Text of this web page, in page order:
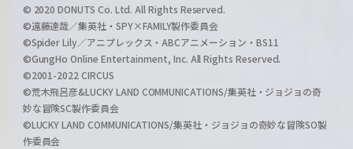
© 2020 DONUTS Co. Ltd. All Rights Reserved.
©遠藤達哉／集英社・SPY×FAMILY製作委員会
©Spider Lily／アニプレックス・ABCアニメーション・BS11
©GungHo Online Entertainment, Inc. All Rights Reserved.
©2001-2022 CIRCUS
©荒木飛呂彦&LUCKY LAND COMMUNICATIONS/集英社・ジョジョの奇
妙な冒険SC製作委員会
©LUCKY LAND COMMUNICATIONS/集英社・ジョジョの奇妙な冒険SO製
作委員会